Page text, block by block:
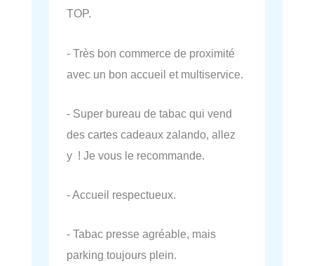
TOP.
- Très bon commerce de proximité
avec un bon accueil et multiservice.
- Super bureau de tabac qui vend
des cartes cadeaux zalando, allez
y ! Je vous le recommande.
- Accueil respectueux.
- Tabac presse agréable, mais
parking toujours plein.